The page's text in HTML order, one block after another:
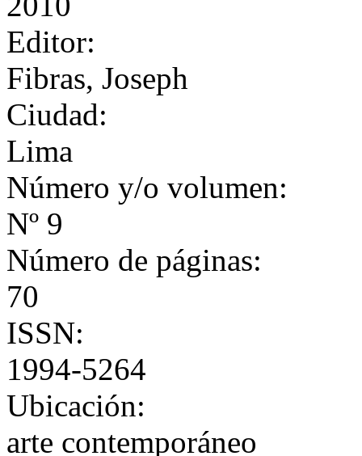
Editor:
Fibras, Joseph
Ciudad:
Lima
Número y/o volumen:
Nº 9
Número de páginas:
70
ISSN:
1994-5264
Ubicación:
arte contemporáneo